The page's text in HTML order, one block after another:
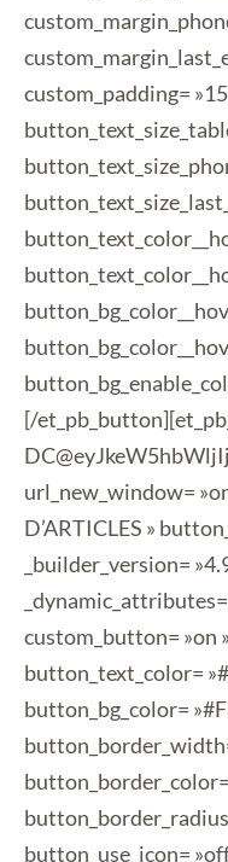
custom_padding=
[/
url_new_window=
D’ARTICLES »
_builder_version=
custom_button= »on »
button_text_color=
button_bg_color=
button_use_icon=